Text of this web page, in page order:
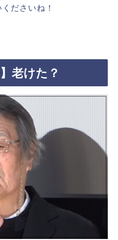
ださいね！
老けた？